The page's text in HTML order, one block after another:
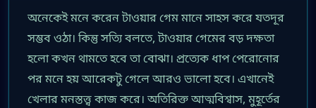
অনেকেই মনে করেন টাওয়ার গেম মানে সাহস করে যতদূর
সম্ভব ওঠা। কিন্তু সত্যি বলতে, টাওয়ার গেমের বড় দক্ষতা
হলো কখন থামতে হবে তা বোঝা। প্রত্যেক ধাপ পেরোনোর
পর মনে হয় আরেকটু গেলে আরও ভালো হবে। এখানেই
খেলার মনস্তত্ত্ব কাজ করে। অতিরিক্ত আত্মবিশ্বাস, মুহূর্তের